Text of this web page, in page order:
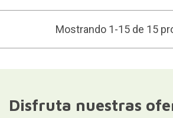
Mostrando 1-15 de 15
Disfruta nuestras